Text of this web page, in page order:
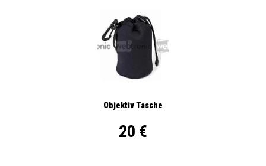
Objektiv Tasche
20 €